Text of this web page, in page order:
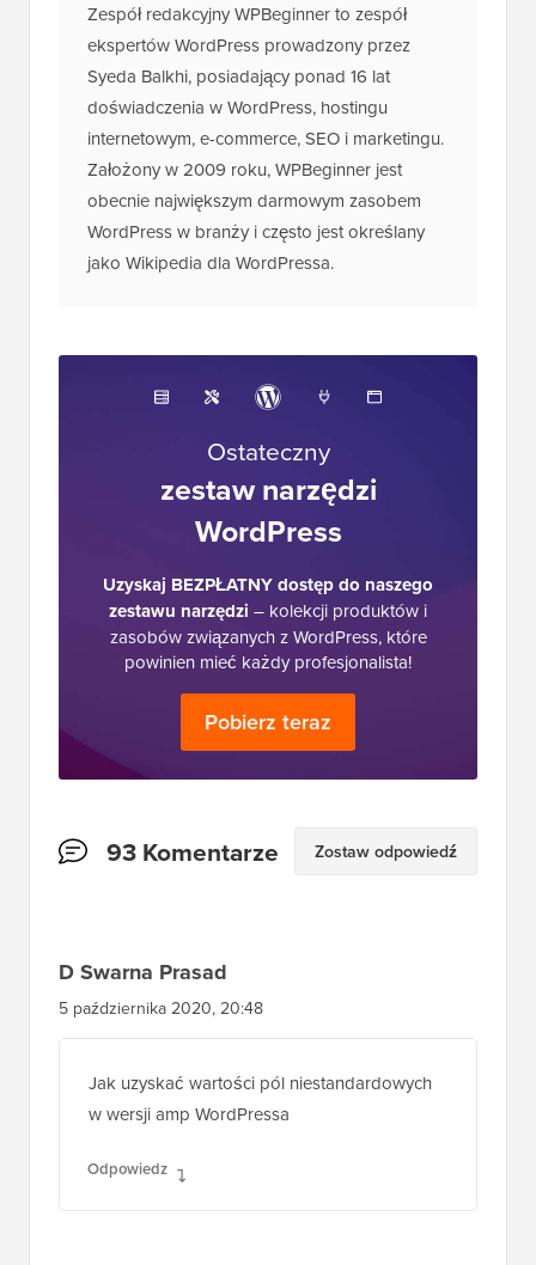
Zespół redakcyjny WPBeginner to zespół
ekspertów WordPress prowadzony przez
Syeda Balkhi, posiadający ponad 16 lat
doświadczenia w WordPress, hostingu
internetowym, e-commerce, SEO i marketingu.
Założony w 2009 roku, WPBeginner jest
obecnie największym darmowym zasobem
WordPress w branży i często jest określany
jako Wikipedia dla WordPressa.
Ostateczny
zestaw narzędzi
WordPress
Uzyskaj BEZPŁATNY dostęp do naszego
zestawu narzędzi – kolekcji produktów i
zasobów związanych z WordPress, które
powinien mieć każdy profesjonalista!
Pobierz teraz
Interakcje
93 Komentarze Zostaw odpowiedź
D Swarna Prasad
5 października 2020, 20:48
Jak uzyskać wartości pól niestandardowych
w wersji amp WordPressa
Odpowiedz